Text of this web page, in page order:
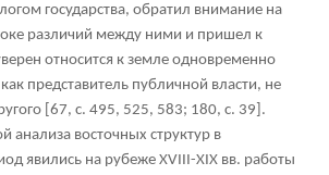
государства, обратил внимание на
различий между ними и пришел к
относится к земле одновременно
представитель публичной власти, не
[67, с. 495, 525, 583; 180, с. 39].
анализа восточных структур в
явились на рубеже XVIII-XIX вв. работы